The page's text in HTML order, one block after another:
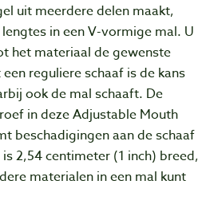
uit meerdere delen maakt,
in een V-vormige mal. U
het materiaal de gewenste
reguliere schaaf is de kans
ook de mal schaaft. De
in deze Adjustable Mouth
beschadigingen aan de schaaf
2,54 centimeter (1 inch) breed,
materialen in een mal kunt